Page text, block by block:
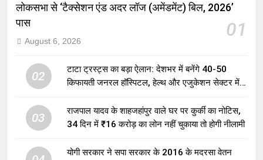
लोकसभा से ‘टैक्सेशन एंड अदर लॉज (अमेंडमेंट) बिल, 2026’
पास
01
August 6, 2026
02
टाटा ट्रस्ट्स का बड़ा ऐलान: देशभर में बनेंगे 40-50
किफायती जनरल हॉस्पिटल, हेल्थ और एजुकेशन सेक्टर में
03
राजपाल यादव के शाहजहांपुर वाले घर पर कुर्की का नोटिस,
34 दिन में ₹16 करोड़ का लोन नहीं चुकाया तो होगी नीलामी
योगी सरकार ने सपा सरकार के 2016 के मदरसा वेतन